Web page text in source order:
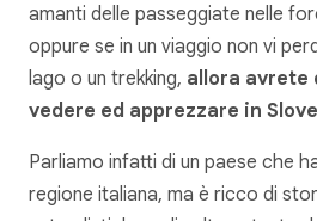
amanti delle passeggiate nelle
oppure se in un viaggio non vi
lago o un trekking, allora avrete
vedere ed apprezzare in
Parliamo infatti di un paese che
regione italiana, ma è ricco di